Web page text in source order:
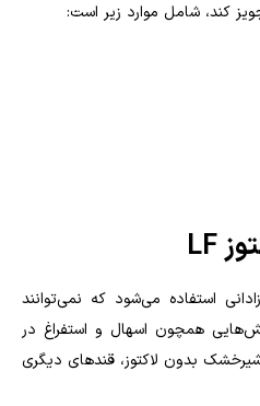
کند، شامل موارد زیر است:
LF
استفاده می‌شود که نمی‌توانند
همچون اسهال و استفراغ در
بدون لاکتوز، قندهای دیگری